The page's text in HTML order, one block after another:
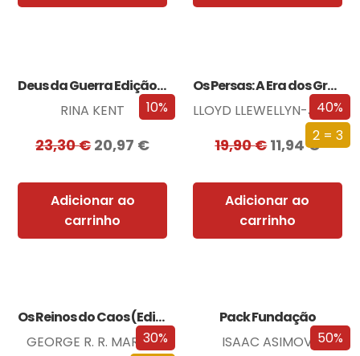
10%
Deus da Guerra Edição com EDGES
RINA KENT
23,30€20,97 €
Adicionar ao
carrinho
40%
2 = 3
Os Persas: A Era dos Grandes Reis
LLOYD LLEWELLYN-JONES
19,90€11,94€
Adicionar ao
carrinho
30%
Os Reinos do Caos (Edição especial limitada)
GEORGE R. R. MARTIN
50%
Pack Fundação
ISAAC ASIMOV